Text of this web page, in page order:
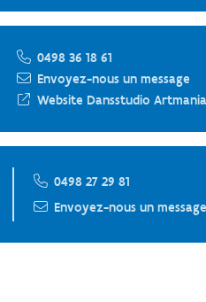
0498 36 18 61
Envoyez-nous un message
Website Dansstudio Artmania
0498 27 29 81
Envoyez-nous un message